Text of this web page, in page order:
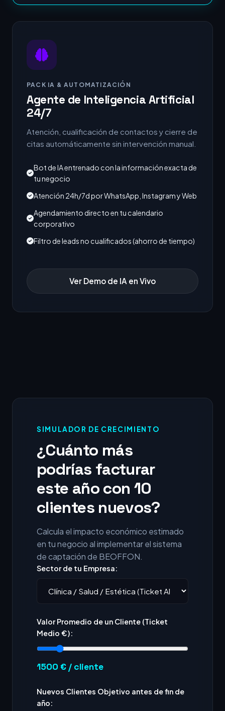
PACK IA & AUTOMATIZACIÓN
Agente de Inteligencia Artificial
24/7
Atención, cualificación de contactos y cierre de
citas automáticamente sin intervención manual.
Bot de IA entrenado con la información exacta de
tu negocio
Atención 24h/7d por WhatsApp, Instagram y Web
Agendamiento directo en tu calendario
corporativo
Filtro de leads no cualificados (ahorro de tiempo)
Ver Demo de IA en Vivo
SIMULADOR DE CRECIMIENTO
¿Cuánto más
podrías facturar
este año con 10
clientes nuevos?
Calcula el impacto económico estimado
en tu negocio al implementar el sistema
de captación de BEOFFON.
Sector de tu Empresa:
Valor Promedio de un Cliente (Ticket
Medio €):
1500 € / cliente
Nuevos Clientes Objetivo antes de fin de
año: